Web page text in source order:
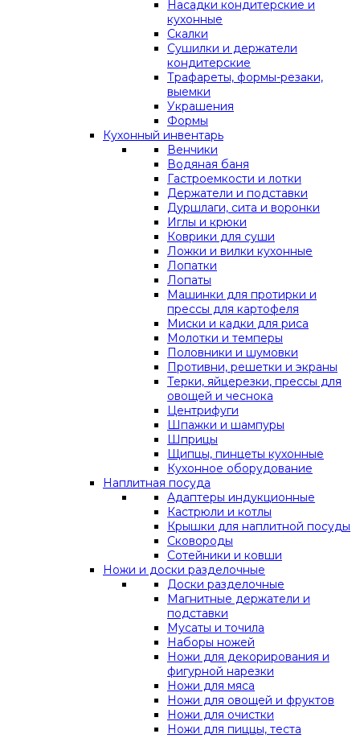
Насадки кондитерские и
кухонные
Скалки
Сушилки и держатели
кондитерские
Трафареты, формы-резаки,
выемки
Украшения
Формы
Кухонный инвентарь
Венчики
Водяная баня
Гастроемкости и лотки
Держатели и подставки
Дуршлаги, сита и воронки
Иглы и крюки
Коврики для суши
Ложки и вилки кухонные
Лопатки
Лопаты
Машинки для протирки и
прессы для картофеля
Миски и кадки для риса
Молотки и темперы
Половники и шумовки
Противни, решетки и экраны
Терки, яйцерезки, прессы для
овощей и чеснока
Центрифуги
Шпажки и шампуры
Шприцы
Щипцы, пинцеты кухонные
Кухонное оборудование
Наплитная посуда
Адаптеры индукционные
Кастрюли и котлы
Крышки для наплитной посуды
Сковороды
Сотейники и ковши
Ножи и доски разделочные
Доски разделочные
Магнитные держатели и
подставки
Мусаты и точила
Наборы ножей
Ножи для декорирования и
фигурной нарезки
Ножи для мяса
Ножи для овощей и фруктов
Ножи для очистки
Ножи для пиццы, теста